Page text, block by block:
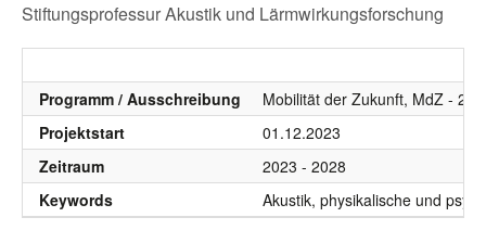
Stiftungsprofessur Akustik und Lärmwirkungsforschung
Programm / Ausschreibung
Mobilität der Zukunft, MdZ -
Projektstart
01.12.2023
Zeitraum
2023 - 2028
Keywords
Akustik, physikalische und